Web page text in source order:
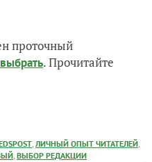
проточный
. Прочитайте
, ЛИЧНЫЙ ОПЫТ ЧИТАТЕЛЕЙ,
, ВЫБОР РЕДАКЦИИ